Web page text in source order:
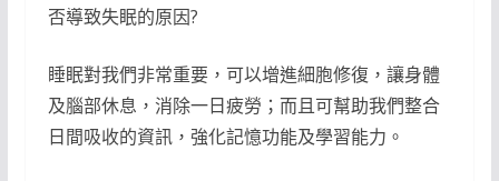
否導致失眠的原因?
睡眠對我們非常重要，可以增進細胞修復，讓身體
及腦部休息，消除一日疲勞；而且可幫助我們整合
日間吸收的資訊，強化記憶功能及學習能力。